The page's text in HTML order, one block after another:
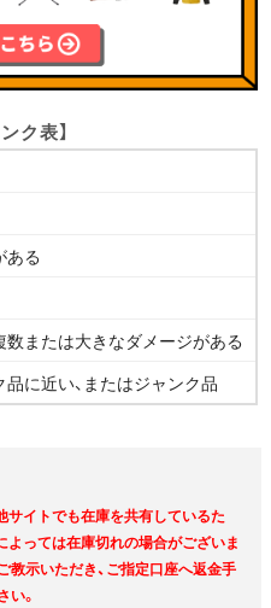
ク表】
ある
または大きなダメージがある
に近い、またはジャンク品
サイトでも在庫を共有しているた
よっては在庫切れの場合がございま
教示いただき、ご指定口座へ返金手
。